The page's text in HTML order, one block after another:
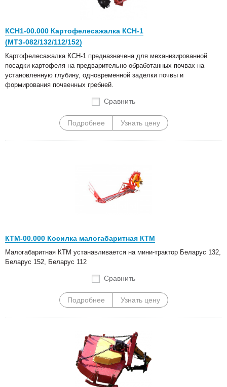
КСН1-00.000 Картофелесажалка КСН-1
(МТЗ-082/132/112/152)
Картофелесажалка КСН-1 предназначена для механизированной
посадки картофеля на предварительно обработанных почвах на
установленную глубину, одновременной заделки почвы и
формирования почвенных гребней.
Сравнить
Подробнее Узнать цену
КТМ-00.000 Косилка малогабаритная КТМ
Малогабаритная КТМ устанавливается на мини-трактор Беларус 132,
Беларус 152, Беларус 112
Сравнить
Подробнее Узнать цену